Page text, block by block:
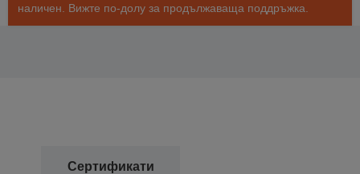
наличен. Вижте по-долу за продължаваща поддръжка.
Сертификати